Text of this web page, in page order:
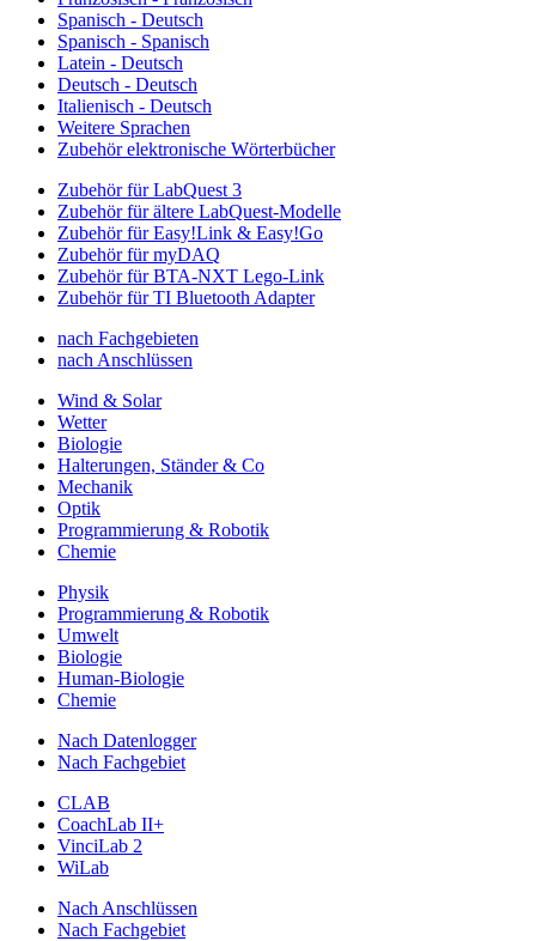
Spanisch - Deutsch
Spanisch - Spanisch
Latein - Deutsch
Deutsch - Deutsch
Italienisch - Deutsch
Weitere Sprachen
Zubehör elektronische Wörterbücher
Zubehör für LabQuest 3
Zubehör für ältere LabQuest-Modelle
Zubehör für Easy!Link & Easy!Go
Zubehör für myDAQ
Zubehör für BTA-NXT Lego-Link
Zubehör für TI Bluetooth Adapter
nach Fachgebieten
nach Anschlüssen
Wind & Solar
Wetter
Biologie
Halterungen, Ständer & Co
Mechanik
Optik
Programmierung & Robotik
Chemie
Physik
Programmierung & Robotik
Umwelt
Biologie
Human-Biologie
Chemie
Nach Datenlogger
Nach Fachgebiet
CLAB
CoachLab II+
VinciLab 2
WiLab
Nach Anschlüssen
Nach Fachgebiet